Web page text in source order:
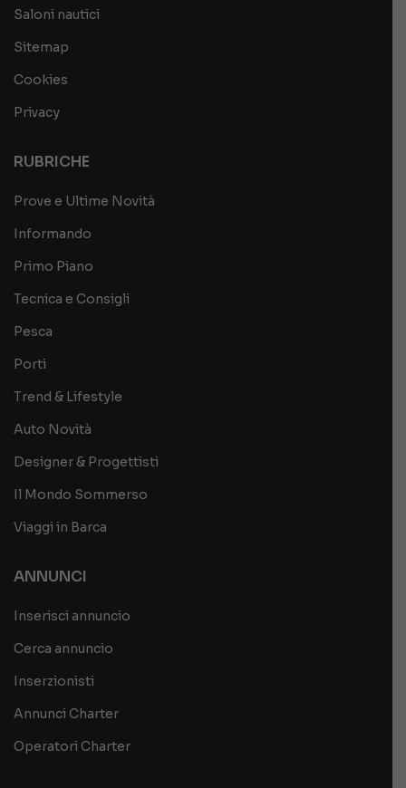
Saloni nautici
Sitemap
Cookies
Privacy
RUBRICHE
Prove e Ultime Novità
Informando
Primo Piano
Tecnica e Consigli
Pesca
Porti
Trend & Lifestyle
Auto Novità
Designer & Progettisti
Il Mondo Sommerso
Viaggi in Barca
ANNUNCI
Inserisci annuncio
Cerca annuncio
Inserzionisti
Annunci Charter
Operatori Charter